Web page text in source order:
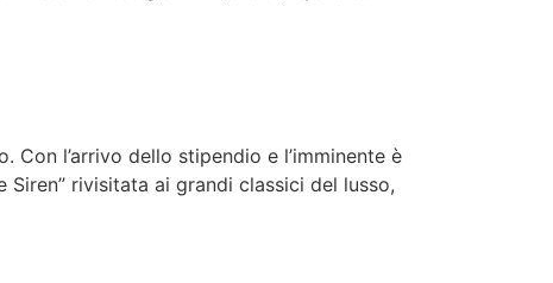
l’arrivo dello stipendio e l’imminente è
rivisitata ai grandi classici del lusso,